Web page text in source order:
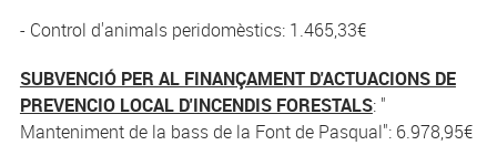
- Control d'animals peridomèstics: 1.465,33€
SUBVENCIÓ PER AL FINANÇAMENT D'ACTUACIONS DE
PREVENCIO LOCAL D'INCENDIS FORESTALS: "
Manteniment de la bass de la Font de Pasqual": 6.978,95€